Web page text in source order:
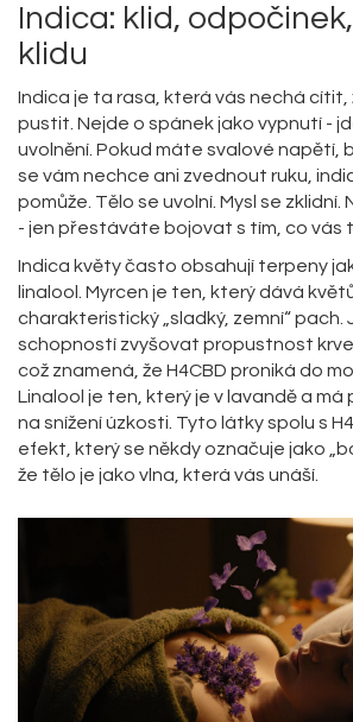
Indica: klid,
klidu
Indica je ta rasa, která vás nechá cítit,
pustit. Nejde o spánek jako vypnutí -
uvolnění. Pokud máte svalové napětí,
se vám nechce ani zvednout ruku,
pomůže. Tělo se uvolní. Mysl se
- jen přestáváte bojovat s tím, co vás
Indica květy často obsahují terpeny
linalool. Myrcen je ten, který dává
charakteristický „sladký, zemní“ pach.
schopností zvyšovat propustnost
což znamená, že H4CBD proniká do
Linalool je ten, který je v lavandě a má
na snížení úzkosti. Tyto látky spolu s
efekt, který se někdy označuje jako
že tělo je jako vlna, která vás unáší.